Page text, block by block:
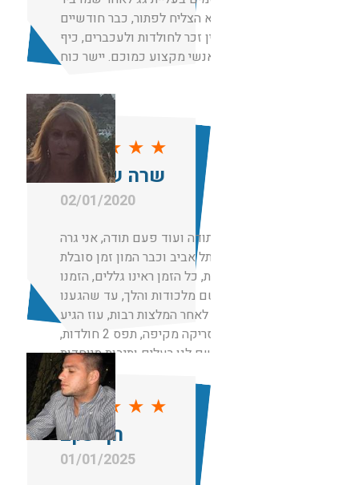
אחר לא הצליח לפתור, כבר חודשיים
אחרי אין זכר לחולדות ולעכברים, כיף
שיש אנשי מקצוע כמוכם. יישר כוח
★ ★★ ★ ★
שרה שם טוב
02/01/2020
תודה תודה ועוד פעם תודה, אני גרה
בתל אביב וכבר המון זמן סובלת
מחולדות, כל הזמן ראינו גללים, הזמנו
מדביר שם מלכודות והלך, עד שהגענו
אליכם לאחר המלצות רבות, עוז הגיע
עשה סריקה מקיפה, תפס 2 חולדות,
שם לנו רעלים ותיבות מיוחדות
למכרסמים, בנוסף גם שם רעל בביוב.
שירות פשוט מקצועי אמליץ עליכם
לכל מי שאני מכירה
תודה
★★★ ★ ★
חן יעקב
01/01/2025